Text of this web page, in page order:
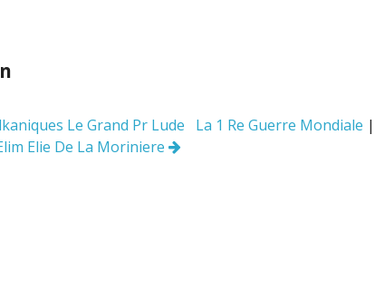
Le Grand Pr Lude La 1 Re Guerre Mondiale |
Elie De La Moriniere